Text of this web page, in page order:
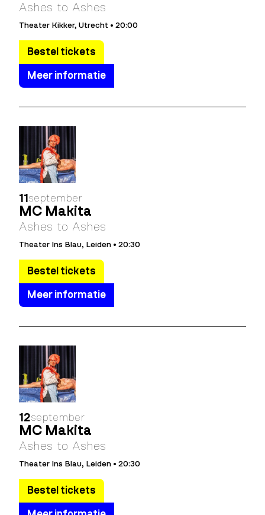
Ashes to Ashes
Theater Kikker, Utrecht • 20:00
Bestel tickets
Meer informatie
11 september
MC Makita
Ashes to Ashes
Theater Ins Blau, Leiden • 20:30
Bestel tickets
Meer informatie
12september
MC Makita
Ashes to Ashes
Theater Ins Blau, Leiden • 20:30
Bestel tickets